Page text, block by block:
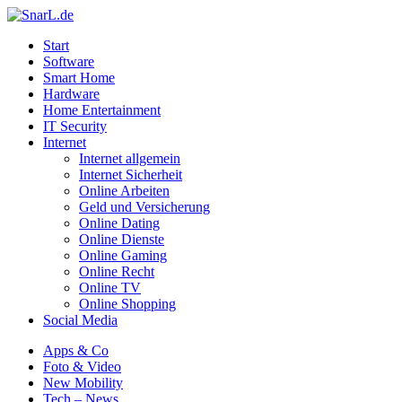
Start
Software
Smart Home
Hardware
Home Entertainment
IT Security
Internet
Internet allgemein
Internet Sicherheit
Online Arbeiten
Geld und Versicherung
Online Dating
Online Dienste
Online Gaming
Online Recht
Online TV
Online Shopping
Social Media
Apps & Co
Foto & Video
New Mobility
Tech – News